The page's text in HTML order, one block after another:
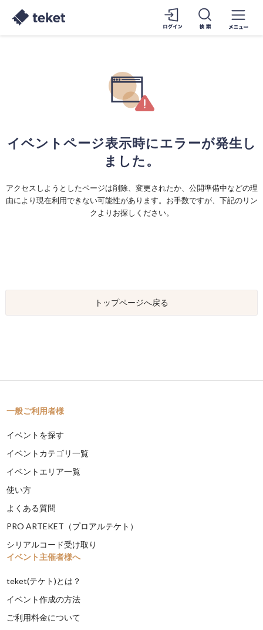
イベントページ表示時にエラーが発生し
ました。
アクセスしようとしたページは削除、変更されたか、公開準備中などの理
由により現在利用できない可能性があります。お手数ですが、下記のリン
クよりお探しください。
トップページへ戻る
一般ご利用者様
イベントを探す
イベントカテゴリ一覧
イベントエリア一覧
使い方
よくある質問
PRO ARTEKET（プロアルテケト）
シリアルコード受け取り
イベント主催者様へ
teket(テケト)とは？
イベント作成の方法
ご利用料金について